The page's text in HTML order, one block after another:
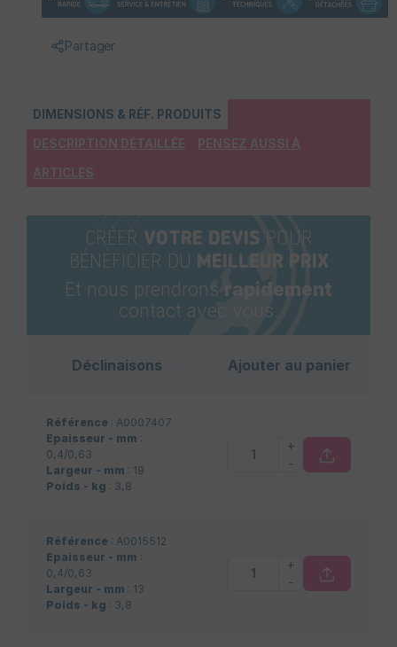
Partager
DIMENSIONS & RÉF. PRODUITS
DESCRIPTION DÉTAILLÉE PENSEZ AUSSI À
ARTICLES
CRÉER VOTRE DEVIS POUR
BÉNÉFICIER DU MEILLEUR PRIX
Et nous prendrons rapidement
contact avec vous.
Déclinaisons Ajouter au panier
Référence : A0007407
Epaisseur - mm :
0,4/0,63
Largeur - mm : 19
Poids - kg : 3,8
+
-
Référence : A0015512
Epaisseur - mm :
0,4/0,63
Largeur - mm : 13
Poids - kg : 3,8
+
-